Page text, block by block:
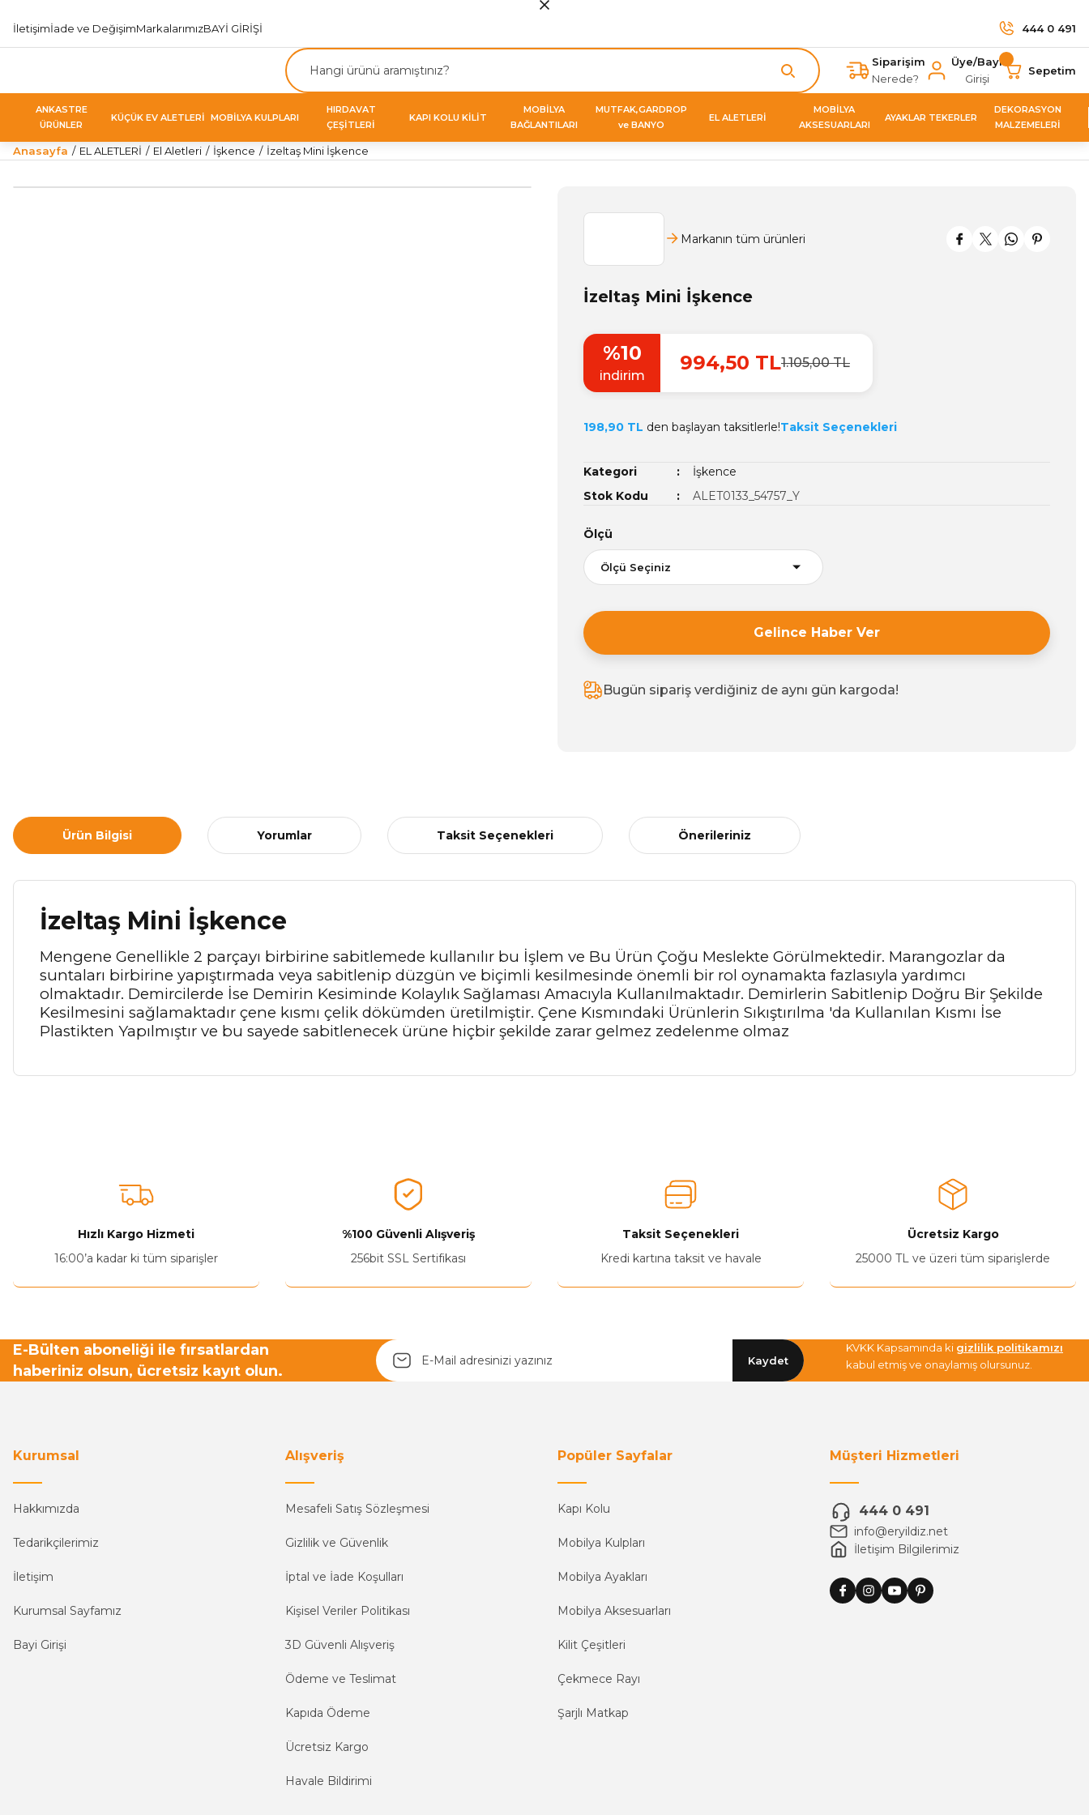
İletişimİade ve DeğişimMarkalarımızBAYİ GİRİŞİ 444 0 491
Siparişim
Nerede?
Üye/Bayi
Girişi
Sepetim
ANKASTRE
ÜRÜNLER
KÜÇÜK EV ALETLERİ MOBİLYA KULPLARI
HIRDAVAT
ÇEŞİTLERİ
KAPI KOLU KİLİT
MOBİLYA
BAĞLANTILARI
MUTFAK,GARDROP
ve BANYO
EL ALETLERİ
MOBİLYA
AKSESUARLARI
AYAKLAR TEKERLER
DEKORASYON
MALZEMELERİ
Anasayfa EL ALETLERİ El Aletleri İşkence İzeltaş Mini İşkence
Markanın tüm ürünleri
İzeltaş Mini İşkence
%10
indirim
994,50 TL1.105,00 TL
198,90 TL den başlayan taksitlerle!Taksit Seçenekleri
Kategori
İşkence
Stok Kodu
ALET0133_54757_Y
Ölçü
Gelince Haber Ver
Bugün sipariş verdiğiniz de aynı gün kargoda!
Ürün Bilgisi Yorumlar Taksit Seçenekleri Önerileriniz
İzeltaş Mini İşkence
Mengene Genellikle 2 parçayı birbirine sabitlemede kullanılır bu İşlem ve Bu Ürün Çoğu Meslekte Görülmektedir. Marangozlar da
suntaları birbirine yapıştırmada veya sabitlenip düzgün ve biçimli kesilmesinde önemli bir rol oynamakta fazlasıyla yardımcı
olmaktadır. Demircilerde İse Demirin Kesiminde Kolaylık Sağlaması Amacıyla Kullanılmaktadır. Demirlerin Sabitlenip Doğru Bir Şekilde
Kesilmesini sağlamaktadır çene kısmı çelik dökümden üretilmiştir. Çene Kısmındaki Ürünlerin Sıkıştırılma 'da Kullanılan Kısmı İse
Plastikten Yapılmıştır ve bu sayede sabitlenecek ürüne hiçbir şekilde zarar gelmez zedelenme olmaz
Ürün açıklamasında eksik bilgiler bulunuyor.
Hızlı Kargo Hizmeti
16:00’a kadar ki tüm siparişler
%100 Güvenli Alışveriş
256bit SSL Sertifikası
Taksit Seçenekleri
Kredi kartına taksit ve havale
Ücretsiz Kargo
25000 TL ve üzeri tüm siparişlerde
E-Bülten aboneliği ile fırsatlardan
haberiniz olsun, ücretsiz kayıt olun.
Kaydet
KVKK Kapsamında ki gizlilik politikamızı
kabul etmiş ve onaylamış olursunuz.
Kurumsal
Hakkımızda
Tedarikçilerimiz
İletişim
Kurumsal Sayfamız
Bayi Girişi
Alışveriş
Mesafeli Satış Sözleşmesi
Gizlilik ve Güvenlik
İptal ve İade Koşulları
Kişisel Veriler Politikası
3D Güvenli Alışveriş
Ödeme ve Teslimat
Kapıda Ödeme
Ücretsiz Kargo
Havale Bildirimi
Popüler Sayfalar
Kapı Kolu
Mobilya Kulpları
Mobilya Ayakları
Mobilya Aksesuarları
Kilit Çeşitleri
Çekmece Rayı
Şarjlı Matkap
Müşteri Hizmetleri
444 0 491
info@eryildiz.net
İletişim Bilgilerimiz